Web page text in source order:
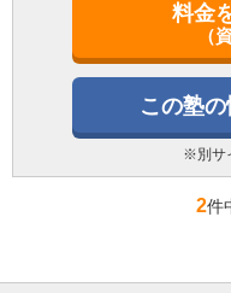
料金
（
この塾
※別サ
2件